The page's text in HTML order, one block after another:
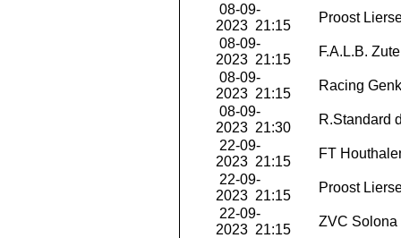
08-09-
2023 21:15
Proost
08-09-
2023 21:15
F.A.L.B.
08-09-
2023 21:15
Racing
08-09-
2023 21:30
R.Standard
22-09-
2023 21:15
FT
22-09-
2023 21:15
Proost
22-09-
2023 21:15
ZVC Solona